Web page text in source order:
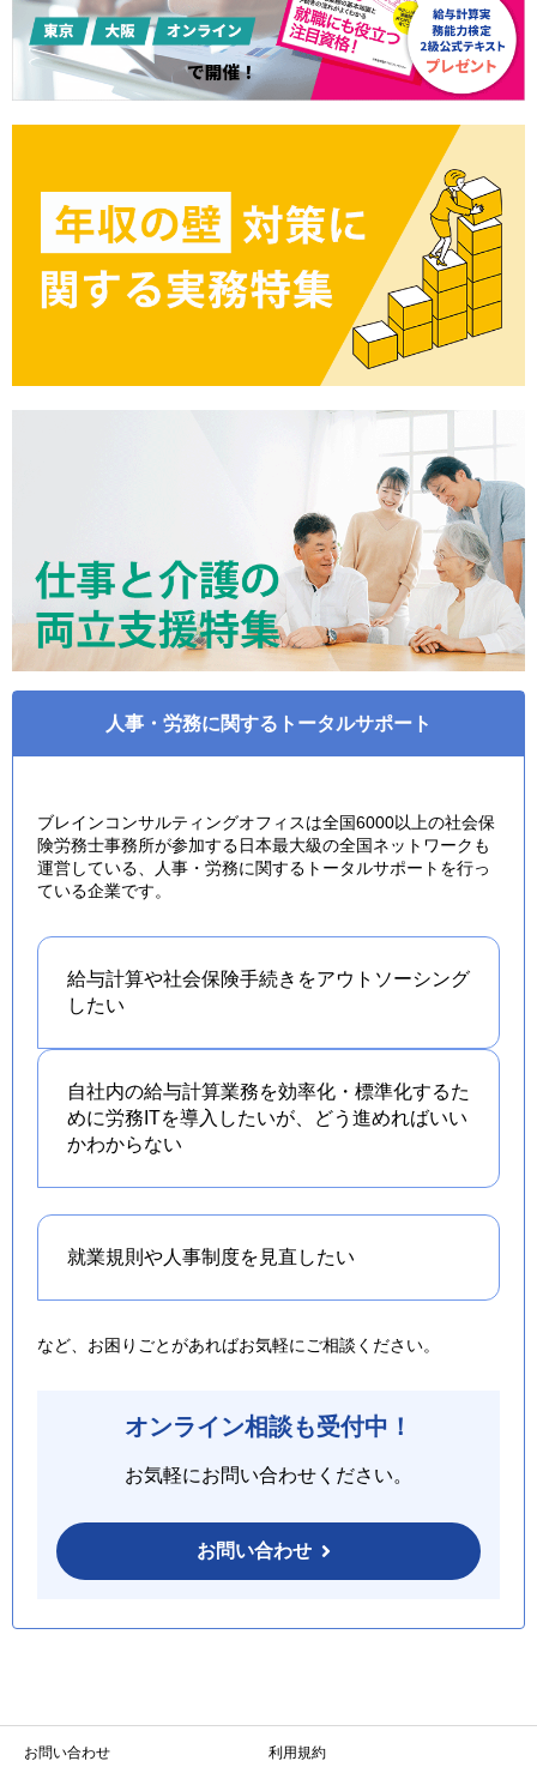
人事・労務に関するトータルサポート
ブレインコンサルティングオフィスは全国6000以上の社会保
険労務士事務所が参加する日本最大級の全国ネットワークも
運営している、人事・労務に関するトータルサポートを行っ
ている企業です。
給与計算や社会保険手続きをアウトソーシング
したい
自社内の給与計算業務を効率化・標準化するた
めに労務ITを導入したいが、どう進めればいい
かわからない
就業規則や人事制度を 見直したい
など、お困りごとがあればお気軽にご相談ください。
オンライン相談も受付中！
お気軽にお問い合わせください。
お問い合わせ
お問い合わせ
利用規約